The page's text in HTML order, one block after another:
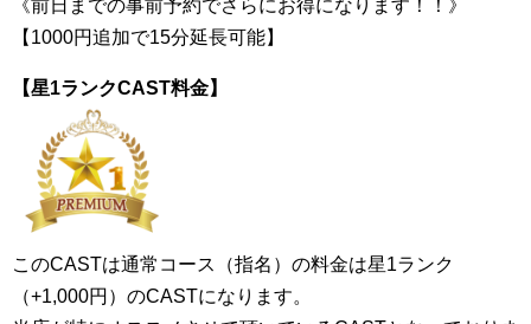
《前日までの事前予約でさらにお得になります！！》
【1000円追加で15分延長可能】
【星1ランクCAST料金】
このCASTは通常コース（指名）の料金は星1ランク
（+1,000円）のCASTになります。